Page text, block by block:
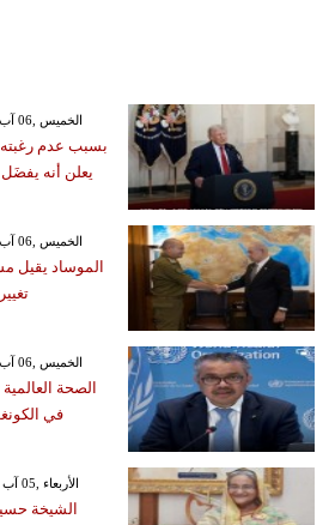
GMT 13:18 2026 الخميس ,06 آب / أغسطس
بسبب عدم
يعلن أنه
GMT 21:48 2026 الخميس ,06 آب / أغسطس
الموساد يقيل
GMT 13:30 2026 الخميس ,06 آب / أغسطس
الصحة
في
GMT 18:05 2026 الأربعاء ,05 آب / أغسطس
الشيخة